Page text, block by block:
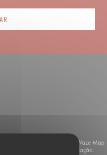
deve aceitar os cookies do Waze Map
de navegação e localização.